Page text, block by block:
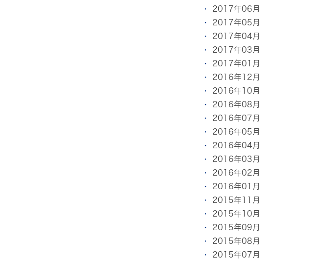
2017年06月
2017年05月
2017年04月
2017年03月
2017年01月
2016年12月
2016年10月
2016年08月
2016年07月
2016年05月
2016年04月
2016年03月
2016年02月
2016年01月
2015年11月
2015年10月
2015年09月
2015年08月
2015年07月